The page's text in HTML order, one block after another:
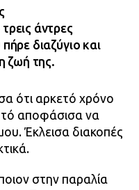
άντρες
διαζύγιο και
ζωή της.
ότι αρκετό χρόνο
αποφάσισα να
Έκλεισα διακοπές
στην παραλία